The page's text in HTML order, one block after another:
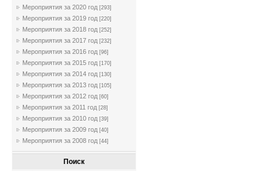
Мероприятия за 2020 год [293]
Мероприятия за 2019 год [220]
Мероприятия за 2018 год [252]
Мероприятия за 2017 год [232]
Мероприятия за 2016 год [96]
Мероприятия за 2015 год [170]
Мероприятия за 2014 год [130]
Мероприятия за 2013 год [105]
Мероприятия за 2012 год [60]
Мероприятия за 2011 год [28]
Мероприятия за 2010 год [39]
Мероприятия за 2009 год [40]
Мероприятия за 2008 год [44]
Поиск